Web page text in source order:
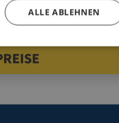
ALLE ABLEHNEN